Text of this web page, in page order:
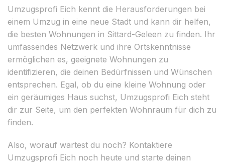
Umzugsprofi Eich kennt die Herausforderungen bei
einem Umzug in eine neue Stadt und kann dir helfen,
die besten Wohnungen in Sittard-Geleen zu finden. Ihr
umfassendes Netzwerk und ihre Ortskenntnisse
ermöglichen es, geeignete Wohnungen zu
identifizieren, die deinen Bedürfnissen und Wünschen
entsprechen. Egal, ob du eine kleine Wohnung oder
ein geräumiges Haus suchst, Umzugsprofi Eich steht
dir zur Seite, um den perfekten Wohnraum für dich zu
finden.
Also, worauf wartest du noch? Kontaktiere
Umzugsprofi Eich noch heute und starte deinen